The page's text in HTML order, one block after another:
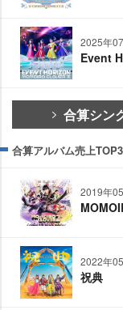
2025年
Event
合算シン
合算アルバム売上
2019年
2022年
祝典